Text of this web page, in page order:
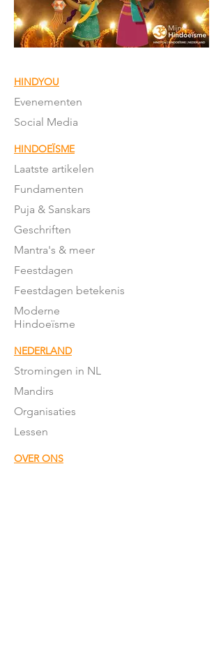
HINDYOU
Evenementen
Social Media
HINDOEÏSME
Laatste artikelen
Fundamenten
Puja & Sanskars
Geschriften
Mantra's & meer
Feestdagen
Feestdagen betekenis
Moderne
Hindoeïsme
NEDERLAND
Stromingen in NL
Mandirs
Organisaties
Lessen
OVER ONS